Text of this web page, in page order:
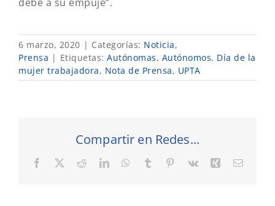
6 marzo, 2020 | Categorías: Noticia,
Prensa | Etiquetas: Autónomas, Autónomos, Día de la
mujer trabajadora, Nota de Prensa, UPTA
Compartir en Redes...
Facebook RedditLinkedInWhatsApp
Tumblr Pinterest
Vk XingCorreo